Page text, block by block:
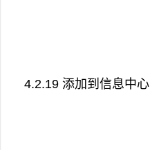
4.2.19 添加到信息中心